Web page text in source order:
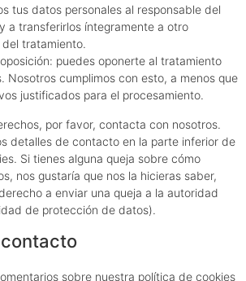
tus datos personales al responsable del
a transferirlos íntegramente a otro
tratamiento.
puedes oponerte al tratamiento
Nosotros cumplimos con esto, a menos que
justificados para el procesamiento.
por favor, contacta con nosotros.
detalles de contacto en la parte inferior de
Si tienes alguna queja sobre cómo
nos gustaría que nos la hicieras saber,
a enviar una queja a la autoridad
de protección de datos).
sobre nuestra política de cookies